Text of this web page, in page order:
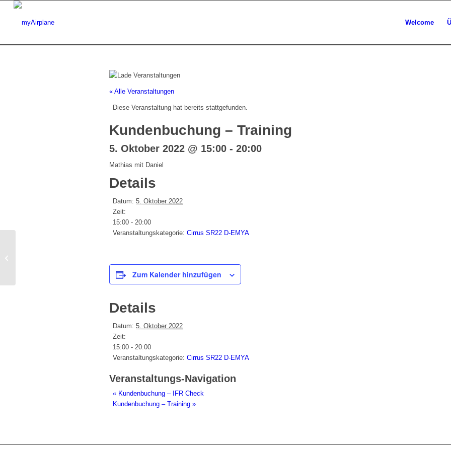
Welcome
« Alle Veranstaltungen
Diese Veranstaltung hat bereits stattgefunden.
Kundenbuchung – Training
5. Oktober 2022 @ 15:00 - 20:00
Mathias mit Daniel
Details
Datum: 5. Oktober 2022
Zeit:
15:00 - 20:00
Veranstaltungskategorie: Cirrus SR22 D-EMYA
Zum Kalender hinzufügen
Details
Datum: 5. Oktober 2022
Zeit:
15:00 - 20:00
Veranstaltungskategorie: Cirrus SR22 D-EMYA
Veranstaltungs-Navigation
« Kundenbuchung – IFR Check
Kundenbuchung – Training »